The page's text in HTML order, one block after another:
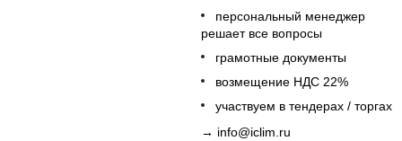
персональный менеджер
решает все вопросы
грамотные документы
возмещение НДС 22%
участвуем в тендерах / торгах
→ info@iclim.ru